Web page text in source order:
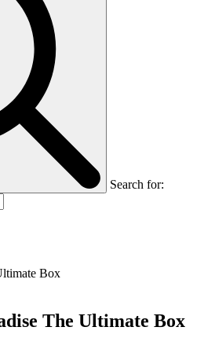
Search for:
Box
The Ultimate Box